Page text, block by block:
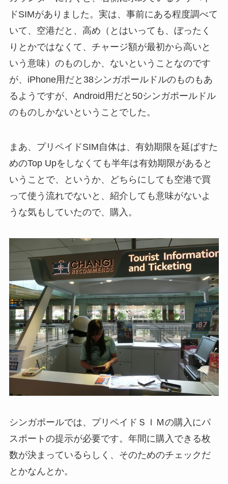
ドSIMがありました。実は、事前にある程度調べて
いて、空港だと、高め（とはいっても、ぼったく
りとかではなくて、チャージ額が最初から高いと
いう意味）のものしか、ないということなのです
が、iPhone用だと38シンガポールドルのものもあ
るようですが、Android用だと50シンガポールドル
のものしかないということでした。
まあ、プリペイドSIM自体は、有効期限を延ばすた
めのTop Upをしなくても半年は有効期限があると
いうことで、というか、どちらにしても空港で買
って使う流れでないと、紹介しても意味がないよ
うな気もしていたので、購入。
シンガポールでは、プリペイドＳＩＭの購入にパ
スポートの提示が必要です。年間に購入できる枚
数が決まっているらしく、そのためのチェックだ
とかなんとか。